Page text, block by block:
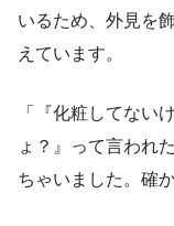
いるため、外見を
えています。
「『化粧してない
ょ？』って言われ
ちゃいました。確